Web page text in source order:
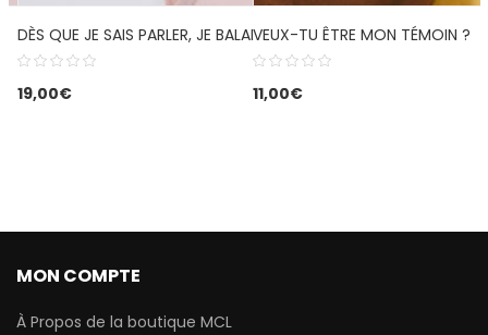
DÈS QUE JE SAIS PARLER, JE BALANCE TOUT
19,00€
VEUX-TU ÊTRE MON TÉMOIN ?
11,00€
MON COMPTE
À Propos de la boutique MCL